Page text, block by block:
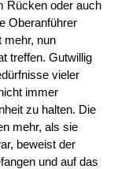
Rücken oder auch
Oberanführer
mehr, nun
treffen. Gutwillig
vieler
immer
zu halten. Die
mehr, als sie
beweist der
und auf das